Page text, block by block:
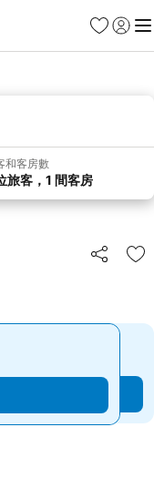
我的最愛
登入 選
和客房數
旅客，1 間客房
分享
加